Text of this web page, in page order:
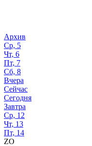
Архив
Ср, 5
Чт, 6
Пт, 7
Сб, 8
Вчера
Сейчас
Сегодня
Завтра
Ср, 12
Чт, 13
Пт, 14
ZO